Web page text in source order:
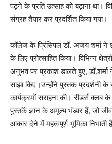
पढ़ने के प्रति उत्साह को बढ़ाना था।
संग्रह तैयार कर प्रदर्शित किया गया।
कॉलेज के प्रिंसिपल डॉ. अजय शर्मा
के लिए प्रोत्साहित किया। विभिन्न
अनुभव पर प्रकाश डालते हुए,
साझा किए।उन्होंने पुस्तक प्रदर्शनी
कार्यक्रमों सराहना की। रीडर्स क्लब
पुस्तकें ज्ञान के अमूल्य भंडार हैं, जो
आकार देने में महत्वपूर्ण भूमिका निभाती